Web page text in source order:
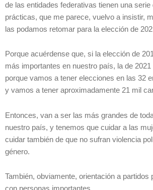
de las entidades federativas tienen una serie
prácticas, que me parece, vuelvo a insistir,
las podamos retomar para la elección de
Porque acuérdense que, si la elección de
más importantes en nuestro país, la de
porque vamos a tener elecciones en las 32
y vamos a tener aproximadamente 21 mil
Entonces, van a ser las más grandes de
nuestro país, y tenemos que cuidar a las
cuidar también de que no sufran violencia
género.
También, obviamente, orientación a partidos